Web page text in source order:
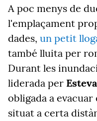
A poc menys de
l'emplaçament
dades, un petit
també lluita per
Durant les
liderada per
obligada a
situat a certa